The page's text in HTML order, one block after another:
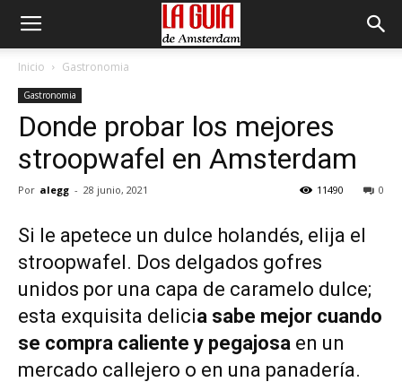
Inicio Gastronomia
Gastronomia
Donde probar los mejores
stroopwafel en Amsterdam
Por alegg - 28 junio, 2021 0
11490
Si le apetece un dulce holandés, elija el
stroopwafel. Dos delgados gofres
unidos por una capa de caramelo dulce;
esta exquisita delicia sabe mejor cuando
se compra caliente y pegajosa en un
mercado callejero o en una panadería.